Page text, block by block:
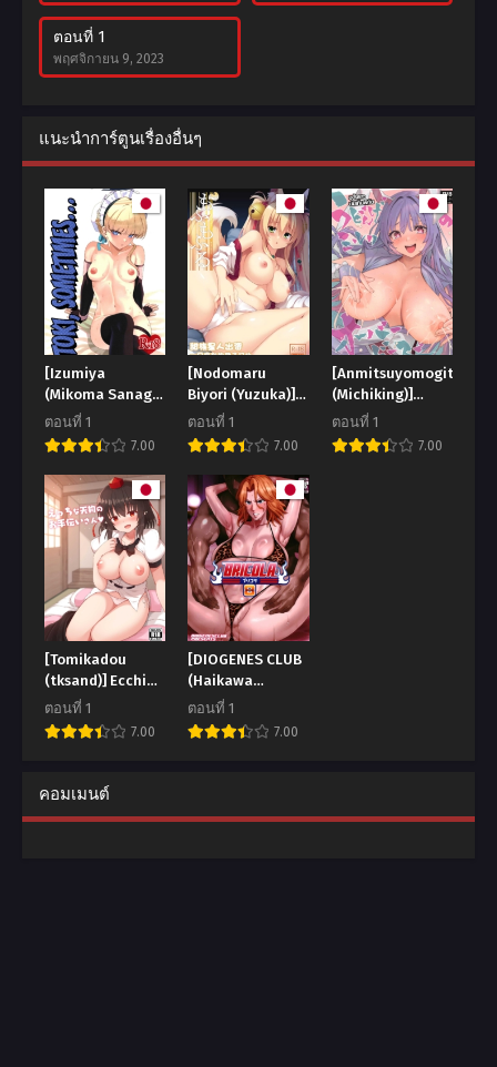
ตอนที่ 1
พฤศจิกายน 9, 2023
แนะนำการ์ตูนเรื่องอื่นๆ
[Izumiya
(Mikoma Sanagi)]
Toki, Tokidoki
Toki, Sometimes
(Blue Archive)
ตอนที่ 1
7.00
[Nodomaru
Biyori (Yuzuka)]
Motto
Mofumofuru
(Motto
Mofumofuru
Soushuuhen)
ตอนที่ 1
7.00
[Anmitsuyomogitei
(Michiking)]
Udonge no Milk
Overdose
ตอนที่ 1
7.00
[Tomikadou
(tksand)] Ecchi
na Tengu no
Otetsudai-san A
lewd Tengu
ตอนที่ 1
7.00
[DIOGENES CLUB
(Haikawa
Hemlen)]
BRICOLA 8
(BLEACH)
ตอนที่ 1
7.00
คอมเมนต์